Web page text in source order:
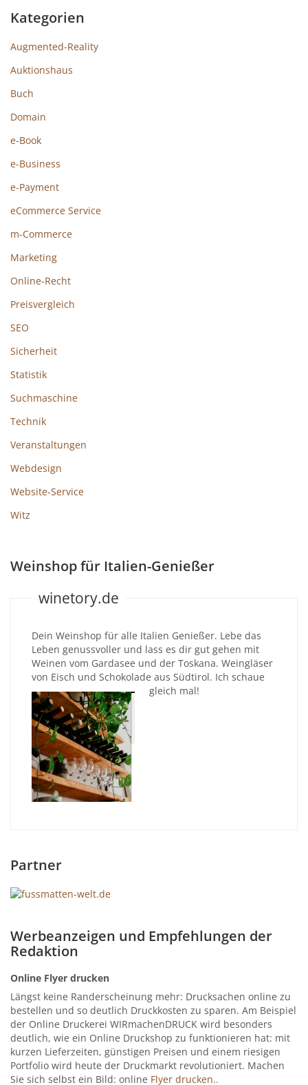
Kategorien
Augmented-Reality
Auktionshaus
Buch
Domain
e-Book
e-Business
e-Payment
eCommerce Service
m-Commerce
Marketing
Online-Recht
Preisvergleich
SEO
Sicherheit
Statistik
Suchmaschine
Technik
Veranstaltungen
Webdesign
Website-Service
Witz
Weinshop für Italien-Genießer
winetory.de
Dein Weinshop für alle Italien Genießer. Lebe das
Leben genussvoller und lass es dir gut gehen mit
Weinen vom Gardasee und der Toskana. Weingläser
von Eisch und Schokolade aus Südtirol. Ich schaue
gleich mal!
Partner
Werbeanzeigen und Empfehlungen der
Redaktion
Online Flyer drucken
Längst keine Randerscheinung mehr: Drucksachen online zu
bestellen und so deutlich Druckkosten zu sparen. Am Beispiel
der Online Druckerei WIRmachenDRUCK wird besonders
deutlich, wie ein Online Druckshop zu funktionieren hat: mit
kurzen Lieferzeiten, günstigen Preisen und einem riesigen
Portfolio wird heute der Druckmarkt revolutioniert. Machen
Sie sich selbst ein Bild: online Flyer drucken..